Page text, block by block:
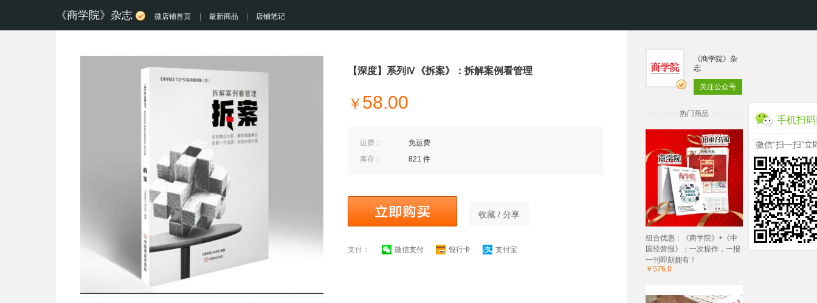
《商学院》杂志 微店铺首页 最新商品 店铺笔记
【深度】系列Ⅳ《拆案》：拆解案例看管理
￥ 58.00
运费：
免运费
库存：
821 件
收藏 / 分享
支付： 微信支付 银行卡 支付宝
《商学院》杂
志
关注公众号
热门商品
组合优惠：《商学院》+《中
国经营报》；一次操作，一报
一刊即刻拥有！
￥576.0
手机扫
微信“扫一扫”立